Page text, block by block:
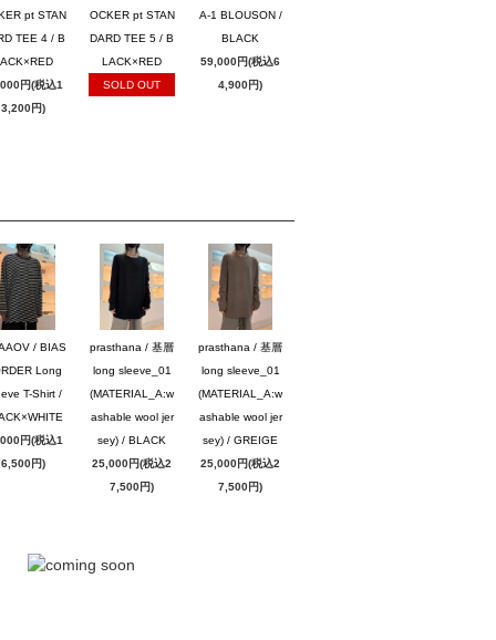
pt STAN
TEE 4 / B
円(税込1
3,200円)
OCKER pt STAN
DARD TEE 5 / B
LACK×RED
SOLD OUT
A-1 BLOUSON /
BLACK
59,000円(税込6
4,900円)
/ BIAS
Long
T-Shirt /
円(税込1
6,500円)
prasthana / 基層
long sleeve_01
(MATERIAL_A:w
ashable wool jer
sey) / BLACK
25,000円(税込2
7,500円)
prasthana / 基層
long sleeve_01
(MATERIAL_A:w
ashable wool jer
sey) / GREIGE
25,000円(税込2
7,500円)